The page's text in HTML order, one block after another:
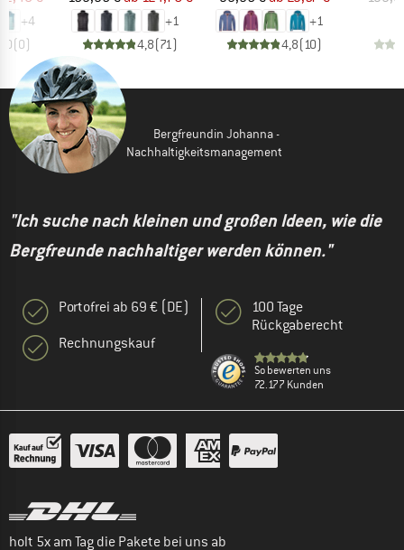
+4
(0)
+1
4,8(71)
+1
4,8(10)
Bergfreundin Johanna -
Nachhaltigkeitsmanagement
"Ich suche nach kleinen und großen Ideen, wie die
Bergfreunde nachhaltiger werden können."
Portofrei ab 69 € (DE)
Rechnungskauf
100 Tage
Rückgaberecht
So bewerten uns
72.177 Kunden
holt 5x am Tag die Pakete bei uns ab